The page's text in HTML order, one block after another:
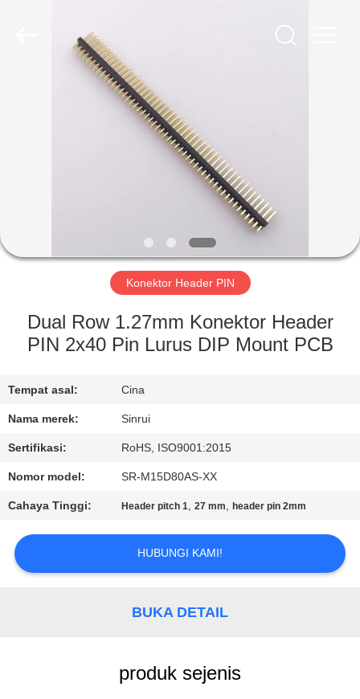
TUR
KONTROL
HUBUNGI
KAMI
PENAWARAN
SITEMAP
Konektor Header PIN
Dual Row 1.27mm Konektor Header
PIN 2x40 Pin Lurus DIP Mount PCB
Tempat asal: Cina
Nama merek: Sinrui
Sertifikasi: RoHS, ISO9001:2015
Nomor model: SR-M15D80AS-XX
Cahaya Tinggi: Header pitch 1,27 mm,header pin 2mm
HUBUNGI KAMI!
BUKA DETAIL
produk sejenis